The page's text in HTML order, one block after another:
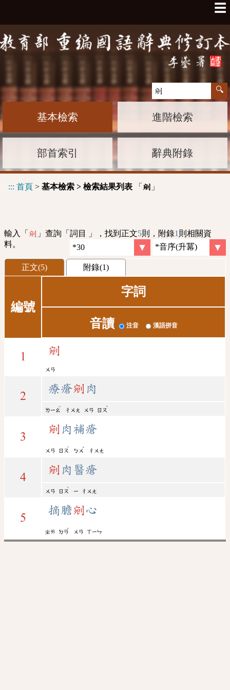
☰
基本檢索 進階檢索
部首索引 辭典附錄
::: 首頁 > 基本檢索 > 檢索結果列表 「 剜 」
輸入「 剜 」查詢「詞目 」，找到正文5則，附錄1 則相關資
料。
正文(5) 附錄(1)
編號
字詞
音讀 注音 漢語拼音
1 剜
ㄨㄢ
2
療瘡剜 肉
ㄌㄧㄠ
ˊ
ㄔㄨㄤ ㄨㄢ ㄖㄡ
ˋ
3
剜 肉補瘡
ㄨㄢ ㄖㄡ
ˋ
ㄅㄨ
ˇ
ㄔㄨㄤ
4
剜 肉醫瘡
ㄨㄢ ㄖㄡ
ˋ
ㄧ ㄔㄨㄤ
5
摘膽剜心
ㄓㄞ ㄉㄢ
ˇ
ㄨㄢ ㄒㄧㄣ